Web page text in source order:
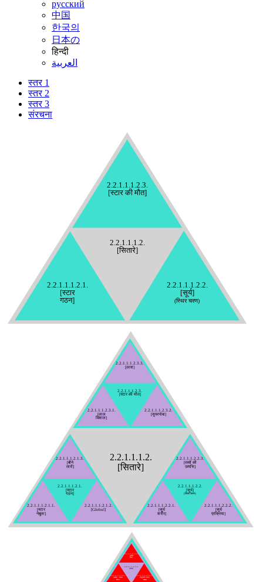
русский
中国
한국의
日本の
हिन्दी
العربية
स्तर 1
स्तर 2
स्तर 3
संरचना
2.2.1.1.1.2.
[सितारे]
2.2.1.1.1.2.1.
[स्टार
गठन]
2.2.1.1.1.2.2.
[सूर्य]
(स्थिर चरण)
2.2.1.1.1.2.3.
[स्टार की मौत]
2.2.1.1.1.2.
[सितारे]
2.2.1.1.1.2.1.
[स्टार
गठन]
2.2.1.1.1.2.1.1.
[स्टार
नेबुला]
2.2.1.1.1.2.1.2.
[Globul]
2.2.1.1.1.2.1.3.
[बौने
तारों]
2.2.1.1.1.2.2.
[सूर्य]
(स्थिर चरण)
2.2.1.1.1.2.2.1.
[सूर्य
शरीर]
2.2.1.1.1.2.2.2.
[सूर्य
प्रक्रिया]
2.2.1.1.1.2.2.3.
[तत्वों की
उत्पत्ति]
2.2.1.1.1.2.3.
[स्टार की मौत]
2.2.1.1.1.2.3.1.
[लाल
विशाल]
2.2.1.1.1.2.3.2.
[सुपरनोवा]
2.2.1.1.1.2.3.3.
[लाश]
2.2.1.1.1.2.3.3.
[लाश]
2.2.1.1.1.2.3.3.1.
[सफेद / काला
बौना]
2.2.1.1.1.2.3.3.2.
[न्यूट्रॉन स्टार,
पल्सर]
2.2.1.1.1.2.3.3.3.
[ब्लैक
होल]